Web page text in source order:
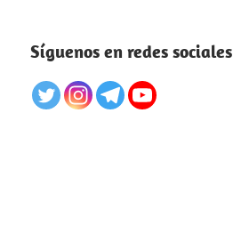
Síguenos en redes sociales